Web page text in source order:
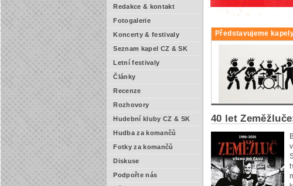
Redakce & kontakt
Fotogalerie
Koncerty & festivaly
Seznam kapel CZ & SK
Letní festivaly
Články
Recenze
Rozhovory
Hudební kluby CZ & SK
Hudba za komančů
Fotky za komančů
Diskuse
Podpořte nás
Představujeme
40 let